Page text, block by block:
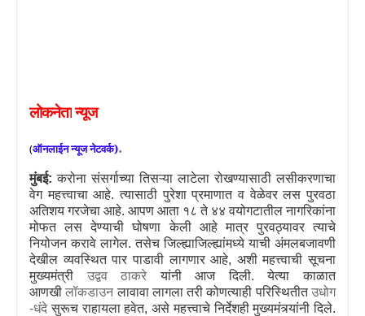
लोकनेतान्यूज
(ऑनलाईनन्यूजनेटवर्क).
मुंबई: करोना संसर्गाच्या तिसऱ्या लाटेला रोखण्यासाठी लसीकरणाचा
वेग महत्त्वाचा आहे. त्यासाठी पुरेशा प्रमाणात व वेळेवर लस पुरवठा
अतिशय गरजेचा आहे. आपण आता १८ ते ४४ वयोगटातील नागरिकांना
मोफत लस देण्याची घोषणा केली आहे मात्र पुरवठ्यावर त्याचे
नियोजन करावे लागेल. तसेच जिल्ह्याजिल्ह्यांमध्ये याची अंमलबजावणी
देखील व्यवस्थित पार पाडावी लागणार आहे, अशी महत्त्वाची सूचना
मुख्यमंत्री उद्वव ठाकरेयांनी आज दिली. येत्या काळात
आणखी लॉकडाउनलावावा लागला तरी कोणत्याही परिस्थितीत उधोग
-धंदेसुरूच राहायला हवेत, असे महत्त्वाचे निर्देशही मुख्यमंत्र्यांनी दिले.